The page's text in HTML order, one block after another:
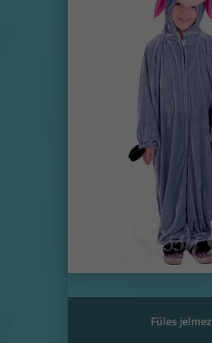
Füles jelmez